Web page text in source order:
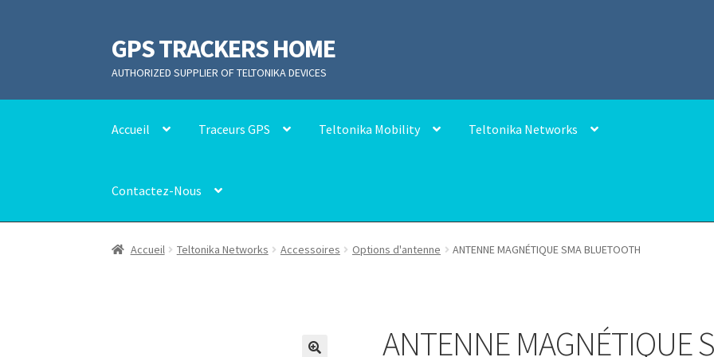
Aller
à
la
navigation
Aller
au
contenu
GPS TRACKERS HOME
AUTHORIZED SUPPLIER OF TELTONIKA DEVICES
Accueil Traceurs GPS Teltonika Mobility Teltonika Networks
Contactez-Nous
Accueil Teltonika Networks Accessoires Options d'antenne ANTENNE MAGNÉTIQUE SMA BLUETOOTH
ANTENNE MAGNÉTIQUE